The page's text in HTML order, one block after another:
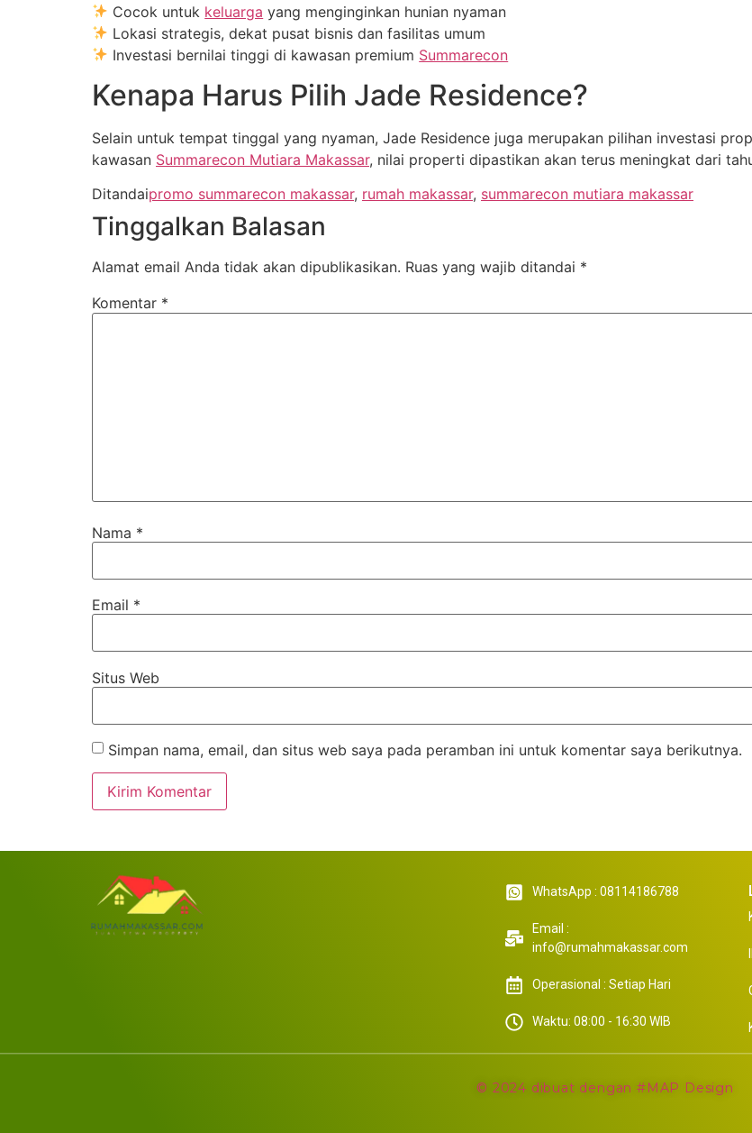
Cocok untuk keluarga yang menginginkan hunian nyaman
Lokasi strategis, dekat pusat bisnis dan fasilitas umum
Investasi bernilai tinggi di kawasan premium Summarecon
Kenapa Harus Pilih Jade Residence?
Selain untuk tempat tinggal yang nyaman, Jade Residence juga merupakan pilihan investasi
kawasan Summarecon Mutiara Makassar, nilai properti dipastikan akan terus meningkat dari
Ditandaipromo summarecon makassar, rumah makassar, summarecon mutiara makassar
Tinggalkan Balasan
Alamat email Anda tidak akan dipublikasikan. Ruas yang wajib ditandai *
Komentar *
Nama *
Email *
Situs Web
Simpan nama, email, dan situs web saya pada peramban ini untuk komentar saya berikutnya.
WhatsApp : 08114186788
Email :
info@rumahmakassar.com
Operasional : Setiap Hari
Waktu: 08:00 - 16:30 WIB
© 2024 dibuat dengan #MAP Design